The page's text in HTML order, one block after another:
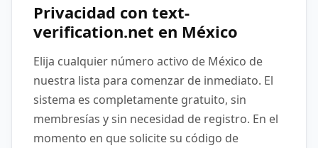
Privacidad con text-
verification.net en México
Elija cualquier número activo de México de
nuestra lista para comenzar de inmediato. El
sistema es completamente gratuito, sin
membresías y sin necesidad de registro. En el
momento en que solicite su código de